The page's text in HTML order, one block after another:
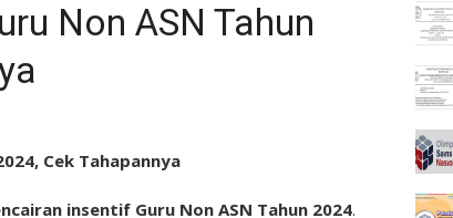
Non ASN Tahun
Cek Tahapannya
insentif Guru Non ASN Tahun 2024.